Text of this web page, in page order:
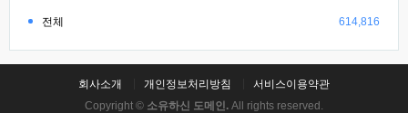
전체 614,816
회사소개 개인정보처리방침
서비스이용약관
Copyright © 소유하신 도메인. All rights reserved.